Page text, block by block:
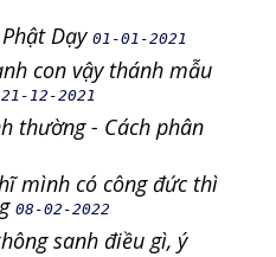
Dạy 01-01-2021
con vậy thánh mẫu
21-12-2021
thường - Cách phân
mình có công đức thì
08-02-2022
sanh điều gì, ý